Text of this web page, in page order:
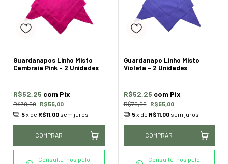
Guardanapos Linho Misto
Cambraia Pink - 2 Unidades
R$78,00 R$55,00
R$52,25 com Pix
5x de R$11,00 sem juros
COMPRAR
Consulte-nos pelo
Guardanapo Linho Misto
Violeta - 2 Unidades
R$76,00 R$55,00
R$52,25 com Pix
5x de R$11,00 sem juros
COMPRAR
Consulte-nos pelo